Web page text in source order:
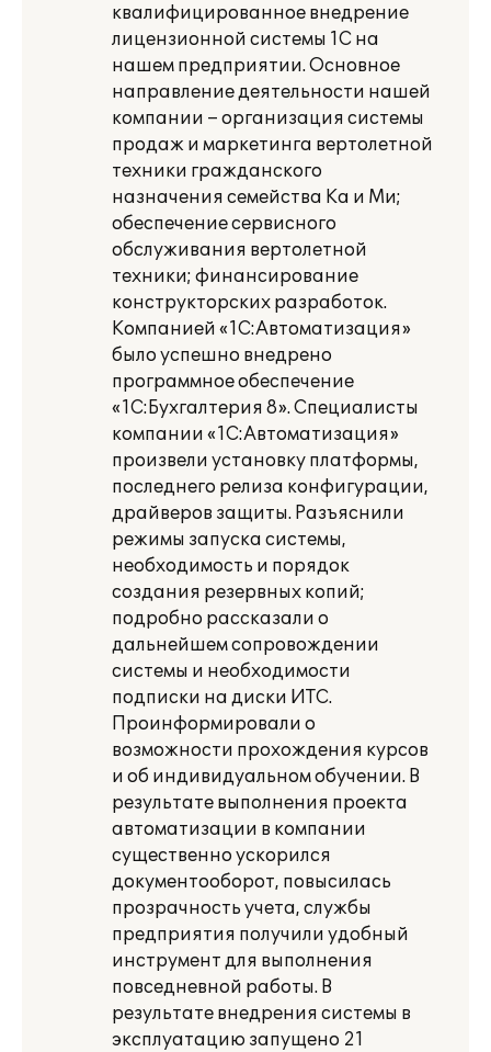
квалифицированное внедрение
лицензионной системы 1С на
нашем предприятии. Основное
направление деятельности нашей
компании – организация системы
продаж и маркетинга вертолетной
техники гражданского
назначения семейства Ка и Ми;
обеспечение сервисного
обслуживания вертолетной
техники; финансирование
конструкторских разработок.
Компанией «1С:Автоматизация»
было успешно внедрено
программное обеспечение
«1С:Бухгалтерия 8». Специалисты
компании «1С:Автоматизация»
произвели установку платформы,
последнего релиза конфигурации,
драйверов защиты. Разъяснили
режимы запуска системы,
необходимость и порядок
создания резервных копий;
подробно рассказали о
дальнейшем сопровождении
системы и необходимости
подписки на диски ИТС.
Проинформировали о
возможности прохождения курсов
и об индивидуальном обучении. В
результате выполнения проекта
автоматизации в компании
существенно ускорился
документооборот, повысилась
прозрачность учета, службы
предприятия получили удобный
инструмент для выполнения
повседневной работы. В
результате внедрения системы в
эксплуатацию запущено 21